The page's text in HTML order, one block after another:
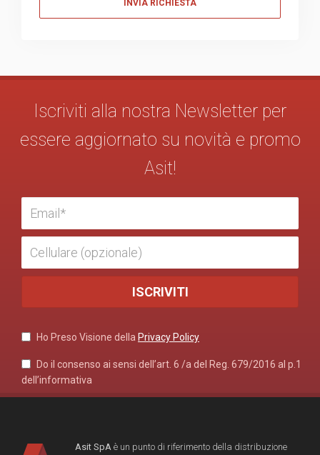
Iscriviti alla nostra Newsletter per
essere aggiornato su novità e promo
Asit!
Ho Preso Visione della Privacy Policy
Do il consenso ai sensi dell’art. 6 /a del Reg. 679/2016 al p.1
dell’informativa
Asit SpA è un punto di riferimento della distribuzione